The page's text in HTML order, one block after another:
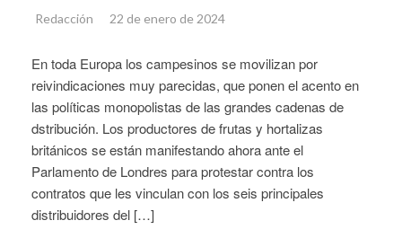
Redacción 22 de enero de 2024
En toda Europa los campesinos se movilizan por
reivindicaciones muy parecidas, que ponen el acento en
las políticas monopolistas de las grandes cadenas de
dstribución. Los productores de frutas y hortalizas
británicos se están manifestando ahora ante el
Parlamento de Londres para protestar contra los
contratos que les vinculan con los seis principales
distribuidores del […]